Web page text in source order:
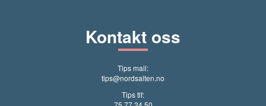
Kontakt oss
Tips mail:
tips@nordsalten.no
Tips tlf: